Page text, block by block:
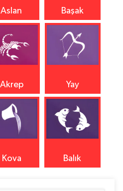
Aslan Başak
Akrep Yay
Kova Balık